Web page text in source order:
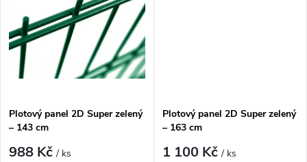
ů
t
ů
Plotový panel 2D Super zelený
– 143 cm
988 Kč/ ks
Plotový panel 2D Super zelený
– 163 cm
1 100 Kč/ ks